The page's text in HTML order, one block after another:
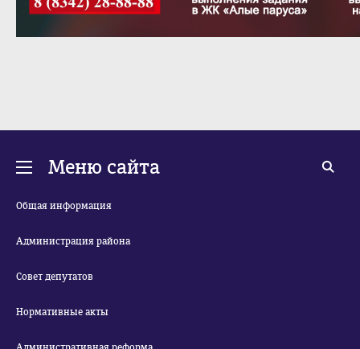
Меню сайта
Общая информация
Администрация района
Совет депутатов
Нормативные акты